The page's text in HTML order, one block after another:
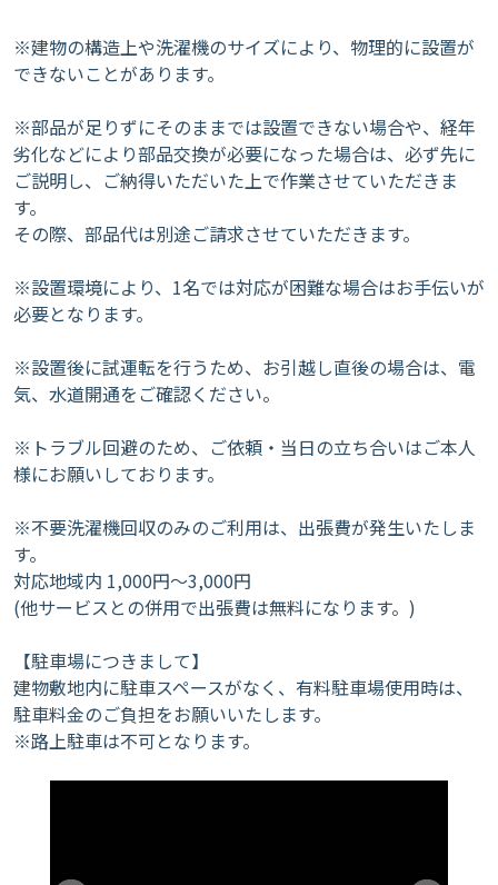
※建物の構造上や洗濯機のサイズにより、物理的に設置が
できないことがあります。
※部品が足りずにそのままでは設置できない場合や、経年
劣化などにより部品交換が必要になった場合は、必ず先に
ご説明し、ご納得いただいた上で作業させていただきま
す。
その際、部品代は別途ご請求させていただきます。
※設置環境により、1名では対応が困難な場合はお手伝いが
必要となります。
※設置後に試運転を行うため、お引越し直後の場合は、電
気、水道開通をご確認ください。
※トラブル回避のため、ご依頼・当日の立ち合いはご本人
様にお願いしております。
※不要洗濯機回収のみのご利用は、出張費が発生いたしま
す。
対応地域内 1,000円～3,000円
(他サービスとの併用で出張費は無料になります。)
【駐車場につきまして】
建物敷地内に駐車スペースがなく、有料駐車場使用時は、
駐車料金のご負担をお願いいたします。
※路上駐車は不可となります。